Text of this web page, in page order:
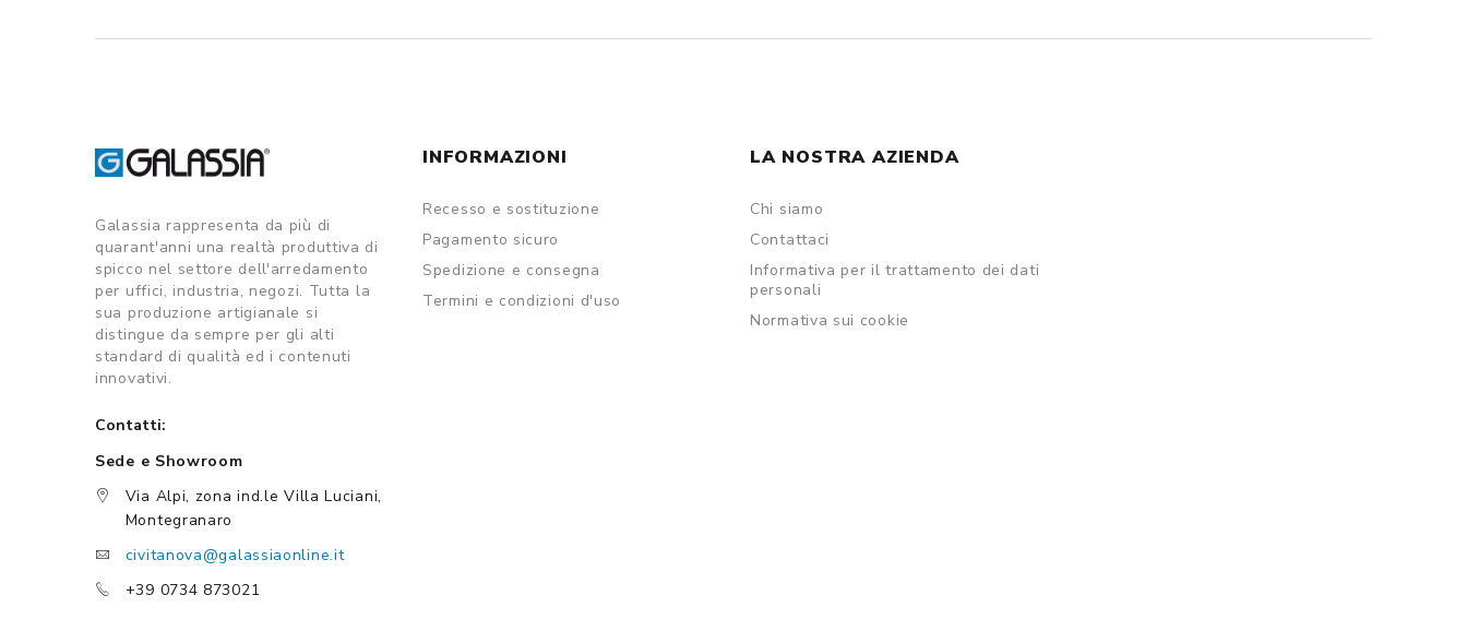
Galassia rappresenta da più di
quarant'anni una realtà produttiva di
spicco nel settore dell'arredamento
per uffici, industria, negozi. Tutta la
sua produzione artigianale si
distingue da sempre per gli alti
standard di qualità ed i contenuti
innovativi.
Contatti:
Sede e Showroom
Via Alpi, zona ind.le Villa Luciani,
Montegranaro
civitanova@galassiaonline.it
+39 0734 873021
INFORMAZIONI
Recesso e sostituzione
Pagamento sicuro
Spedizione e consegna
Termini e condizioni d'uso
LA NOSTRA AZIENDA
Chi siamo
Contattaci
Informativa per il trattamento dei dati
personali
Normativa sui cookie